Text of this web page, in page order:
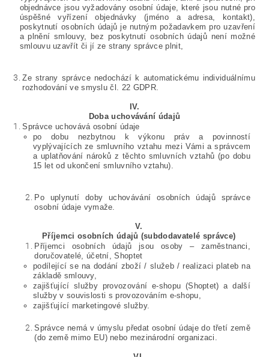
objednávce jsou vyžadovány osobní údaje, které jsou nutné pro
úspěšné vyřízení objednávky (jméno a adresa, kontakt),
poskytnutí osobních údajů je nutným požadavkem pro uzavření
a plnění smlouvy, bez poskytnutí osobních údajů není možné
smlouvu uzavřít či jí ze strany správce plnit,
Ze strany správce nedochází k automatickému individuálnímu
rozhodování ve smyslu čl. 22 GDPR.
IV.
Doba uchovávání údajů
Správce uchovává osobní údaje
po dobu nezbytnou k výkonu práv a povinností
vyplývajících ze smluvního vztahu mezi Vámi a správcem
a uplatňování nároků z těchto smluvních vztahů (po dobu
15 let od ukončení smluvního vztahu).
Po uplynutí doby uchovávání osobních údajů správce
osobní údaje vymaže.
V.
Příjemci osobních údajů (subdodavatelé správce)
Příjemci osobních údajů jsou osoby – zaměstnanci,
doručovatelé, účetní, Shoptet
podílející se na dodání zboží / služeb / realizaci plateb na
základě smlouvy,
zajišťující služby provozování e-shopu (Shoptet) a další
služby v souvislosti s provozováním e-shopu,
zajišťující marketingové služby.
Správce nemá v úmyslu předat osobní údaje do třetí země
(do země mimo EU) nebo mezinárodní organizaci.